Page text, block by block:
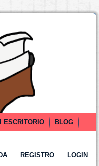
ESCRITORIO
BLOG
REGISTRO LOGIN